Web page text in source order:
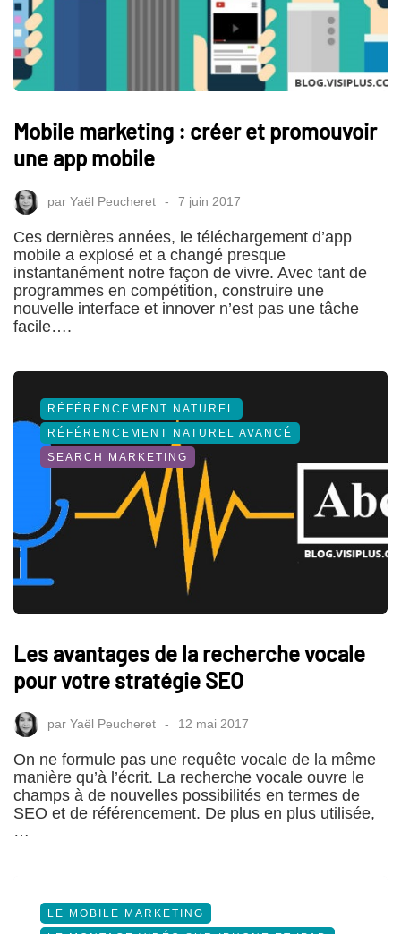
Mobile marketing : créer et promouvoir
une app mobile
par Yaël Peucheret 7 juin 2017
Ces dernières années, le téléchargement d’app
mobile a explosé et a changé presque
instantanément notre façon de vivre. Avec tant de
programmes en compétition, construire une
nouvelle interface et innover n’est pas une tâche
facile….
RÉFÉRENCEMENT NATUREL
RÉFÉRENCEMENT NATUREL AVANCÉ
SEARCH MARKETING
Les avantages de la recherche vocale
pour votre stratégie SEO
par Yaël Peucheret 12 mai 2017
On ne formule pas une requête vocale de la même
manière qu’à l’écrit. La recherche vocale ouvre le
champs à de nouvelles possibilités en termes de
SEO et de référencement. De plus en plus utilisée,
…
LE MOBILE MARKETING